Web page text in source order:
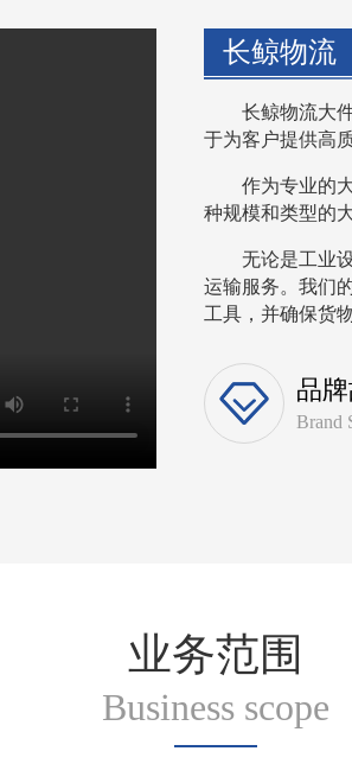
长鲸物流
长鲸物流大
于为客户提供高
作为专业的
种规模和类型的
无论是工业
运输服务。我们
工具，并确保货
品
Brand
业务范围
Business scope